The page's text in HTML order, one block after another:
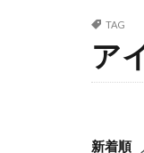
TAG
ア
新着順